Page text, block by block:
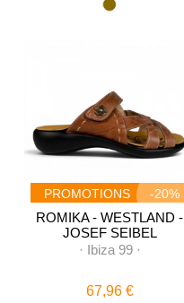
PROMOTIONS -20%
ROMIKA - WESTLAND -
JOSEF SEIBEL
· Ibiza 99·
67,96 €